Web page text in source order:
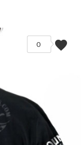
favorite
0